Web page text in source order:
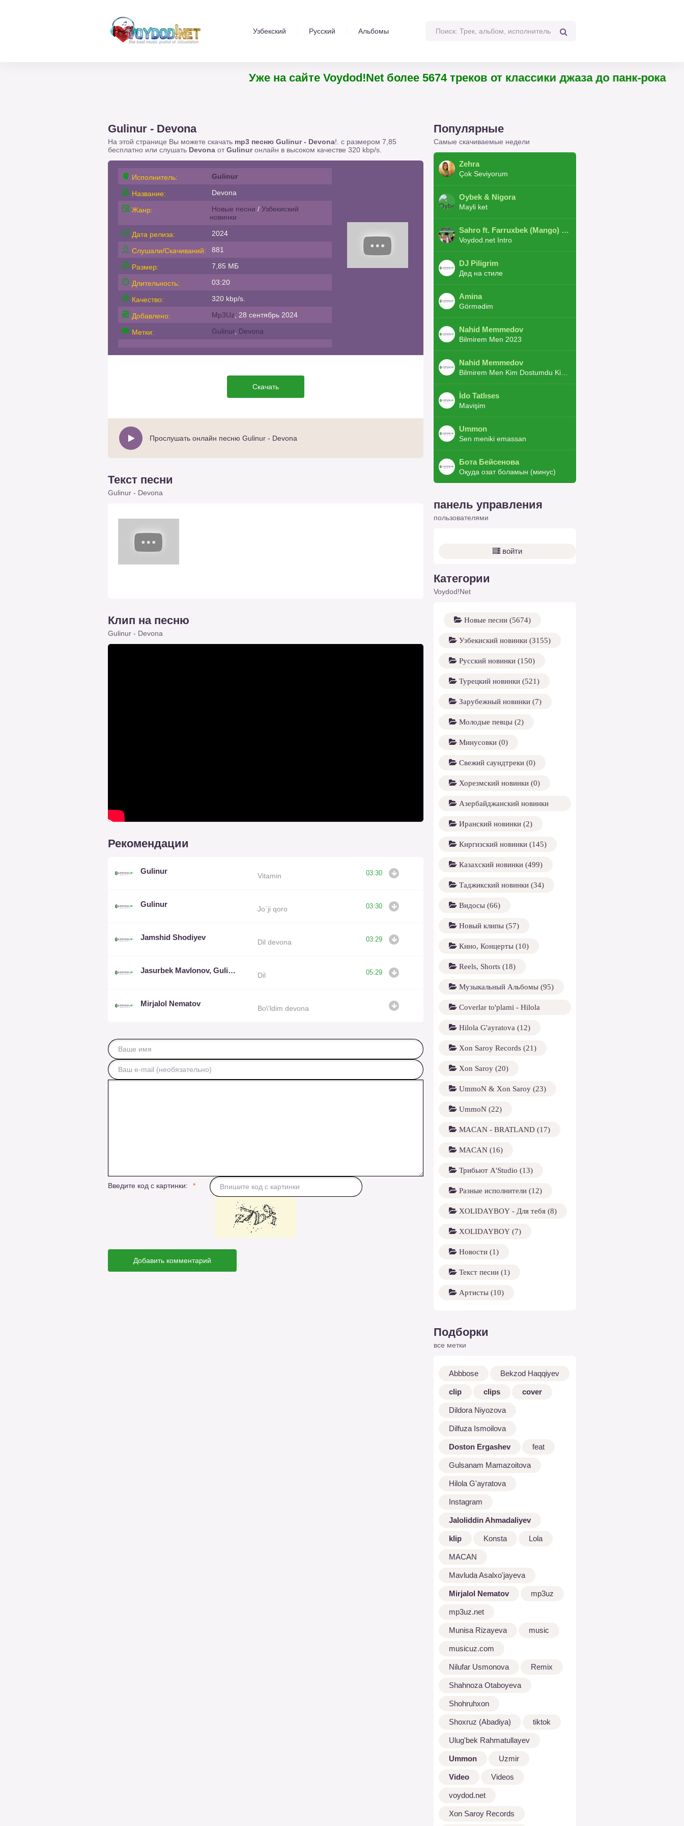
Узбекский Русский Альбомы
Уже на сайте Voydod!Net более 5674 треков от классики джаза до панк-рока
Gulinur - Devona
На этой странице Вы можете скачать mp3 песню Gulinur - Devona!. с размером 7,85
бесплатно или слушать Devona отGulinurонлайн в высоком качестве 320 kbp/s.
Исполнитель: Gulinur
Название: Devona
Жанр: Новые песни / Узбекиский
новинки
Дата релиза: 2024
Слушали/Скачиваний: 881
Размер: 7,85 МБ
Длительность: 03:20
Качество: 320 kbp/s.
Добавлено: Mp3Uz , 28 сентябрь 2024
Метки: Gulinur, Devona
Скачать
Прослушать онлайн песню Gulinur - Devona
Текст песни
Gulinur - Devona
Клип на песню
Gulinur - Devona
Рекомендации
Gulinur
Vitamin 03:30
Gulinur
Jo`ji qoro 03:30
Jamshid Shodiyev
Dil devona 03:29
Jasurbek Mavlonov, Gulinur
Dil 05:29
Mirjalol Nematov
Bo\'ldim devona
Введите код с картинки:
Добавить комментарий
Популярные
Самые скачиваемые недели
Zehra
Çok Seviyorum
Oybek & Nigora
Mayli ket
Sahro ft. Farruxbek (Mango) ft. Shaxboz ft. Navruz and Zarba ft. DJ.JoHa
Voydod.net Intro
DJ Piligrim
Дед на стиле
Amina
Görmədim
Nahid Memmedov
Bilmirem Men 2023
Nahid Memmedov
İdo Tatlıses
Mavişim
Ummon
Sen meniki emassan
Бота Бейсенова
Оқуда озат боламын (минус)
панель управления
пользователями
войти
Категории
Voydod!Net
Новые песни (5674)
Узбекиский новинки (3155)
Русский новинки (150)
Турецкий новинки (521)
Зарубежный новинки (7)
Молодые певцы (2)
Минусовки (0)
Свежий саундтреки (0)
Хорезмский новинки (0)
Азербайджанский новинки
(1158)
Иранский новинки (2)
Киргизский новинки (145)
Казахский новинки (499)
Таджикский новинки (34)
Видосы (66)
Новый клипы (57)
Кино, Концерты (10)
Reels, Shorts (18)
Музыкальный Альбомы (95)
Coverlar to'plami - Hilola
G'ayratova (13)
Hilola G'ayratova (12)
Xon Saroy Records (21)
Xon Saroy (20)
UmmoN & Xon Saroy (23)
UmmoN (22)
MACAN - BRATLAND (17)
MACAN (16)
Трибьют A'Studio (13)
Разные исполнители (12)
XOLIDAYBOY - Для тебя (8)
XOLIDAYBOY (7)
Новости (1)
Текст песни (1)
Артисты (10)
Подборки
все метки
Abbbose Bekzod Haqqiyev
clip clips cover
Dildora Niyozova
Dilfuza Ismoilova
Doston Ergashev feat
Gulsanam Mamazoitova
Hilola G'ayratova
Instagram
Jaloliddin Ahmadaliyev
klip Konsta Lola
MACAN
Mavluda Asalxo'jayeva
Mirjalol Nematov mp3uz
mp3uz.net
Munisa Rizayeva music
musicuz.com
Nilufar Usmonova Remix
Shahnoza Otaboyeva
Shohruhxon
Shoxruz (Abadiya) tiktok
Ulug'bek Rahmatullayev
Ummon Uzmir
Video Videos
voydod.net
Xon Saroy Records